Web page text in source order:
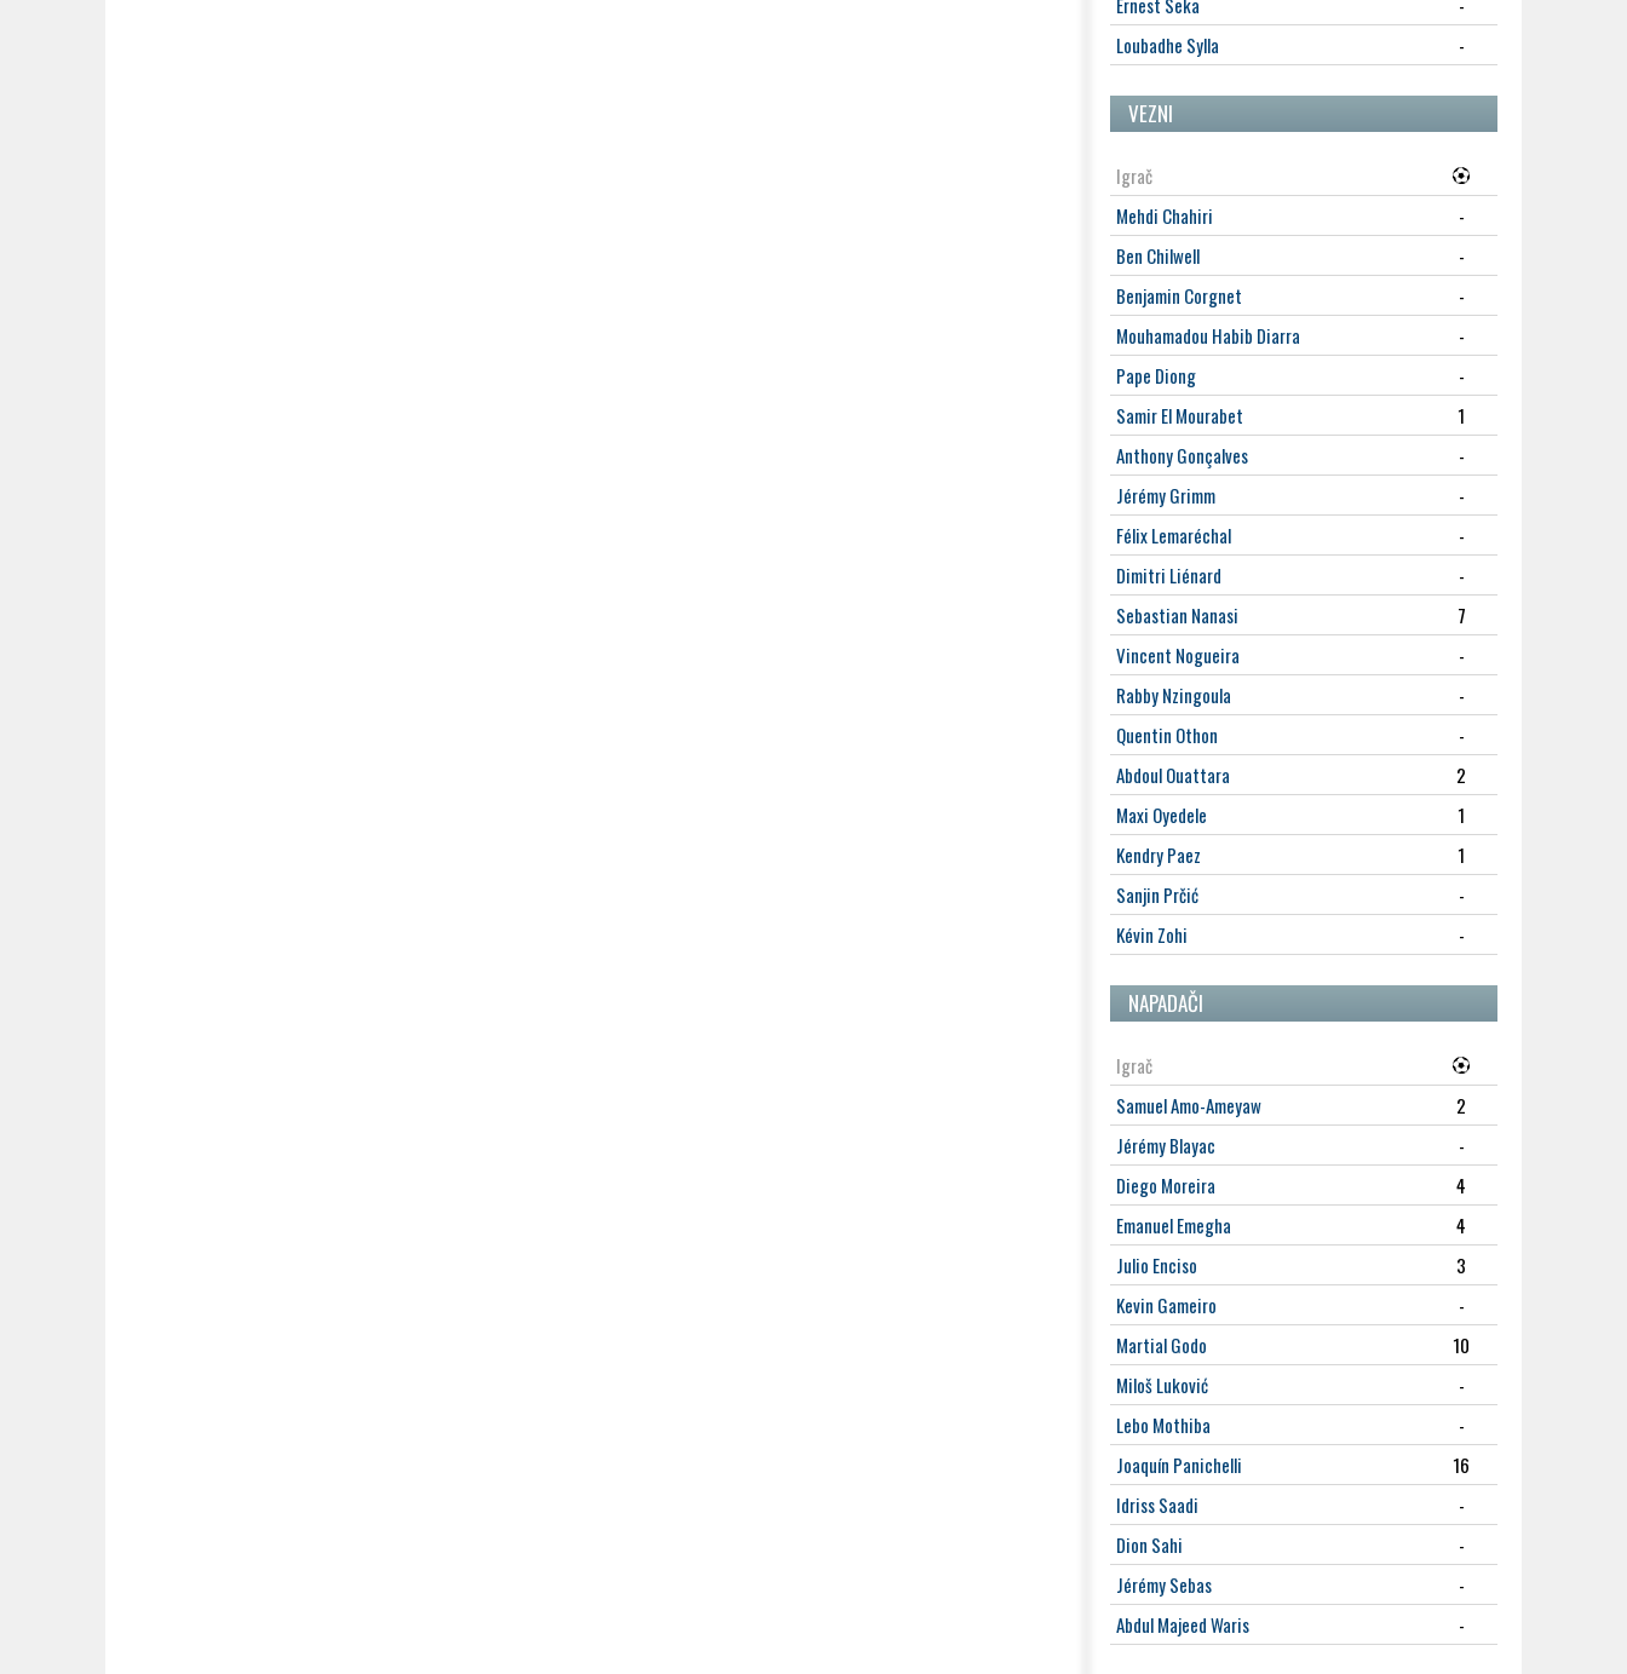
Loubadhe Sylla
-
VEZNI
Igrač
Mehdi Chahiri
-
Ben Chilwell
-
Benjamin Corgnet
-
Mouhamadou Habib Diarra
-
Pape Diong
-
Samir El Mourabet
1
Anthony Gonçalves
-
Jérémy Grimm
-
Félix Lemaréchal
-
Dimitri Liénard
-
Sebastian Nanasi
7
Vincent Nogueira
-
Rabby Nzingoula
-
Quentin Othon
-
Abdoul Ouattara
2
Maxi Oyedele
1
Kendry Paez
1
Sanjin Prčić
-
Kévin Zohi
-
NAPADAČI
Igrač
Samuel Amo-Ameyaw
2
Jérémy Blayac
-
Diego Moreira
4
Emanuel Emegha
4
Julio Enciso
3
Kevin Gameiro
-
Martial Godo
10
Miloš Luković
-
Lebo Mothiba
-
Joaquín Panichelli
16
Idriss Saadi
-
Dion Sahi
-
Jérémy Sebas
-
Abdul Majeed Waris
-